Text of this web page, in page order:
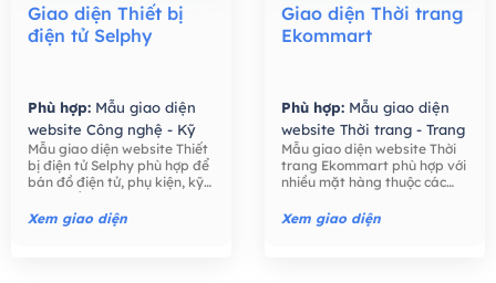
Giao diện Thiết bị
điện tử Selphy
Phù hợp: Mẫu giao diện
website Công nghệ - Kỹ
thuật số,Mẫu giao diện
website Bán hàng -
Thương mại điện tử,
Mẫu giao diện website Thiết
bị điện tử Selphy phù hợp để
bán đồ điện tử, phụ kiện, kỹ
tính, máy ảnh, các phụ kiện
điện tử,….
Xem giao diện
Giao diện Thời trang
Ekommart
Phù hợp: Mẫu giao diện
website Thời trang - Trang
Sức,Mẫu giao diện
website Bán hàng -
Thương mại điện tử,
Mẫu giao diện website Thời
trang Ekommart phù hợp với
nhiều mặt hàng thuộc các
thực phẩm, công nghệ, đồ
chơi trẻ em, đồng hồ, …
Xem giao diện